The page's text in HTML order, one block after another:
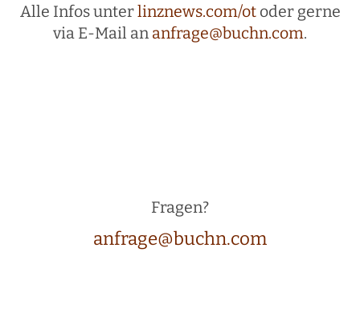
Alle Infos unterlinznews.com/otoder gerne
via E-Mail an anfrage@buchn.com.
Fragen?
anfrage@buchn.com